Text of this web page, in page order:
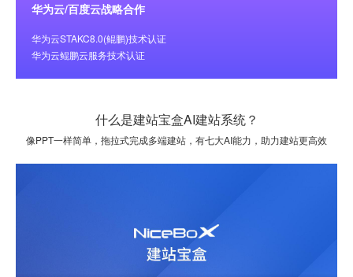
华为云/百度云战略合作
华为云STAKC8.0(鲲鹏)技术认证
华为云鲲鹏云服务技术认证
什么是建站宝盒AI建站系统？
像PPT一样简单，拖拉式完成多端建站，有七大AI能力，助力建站更高效